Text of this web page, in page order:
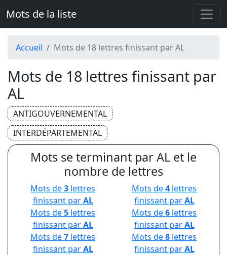
Mots de la liste
Accueil Mots de 18 lettres finissant par AL
Mots de 18 lettres finissant par
AL
ANTIGOUVERNEMENTAL
INTERDÉPARTEMENTAL
Mots se terminant par AL et le
nombre de lettres
Mots de3 lettres
finissant parAL
Mots de4 lettres
finissant parAL
Mots de5 lettres
finissant parAL
Mots de6 lettres
finissant parAL
Mots de7 lettres
finissant parAL
Mots de8 lettres
finissant parAL